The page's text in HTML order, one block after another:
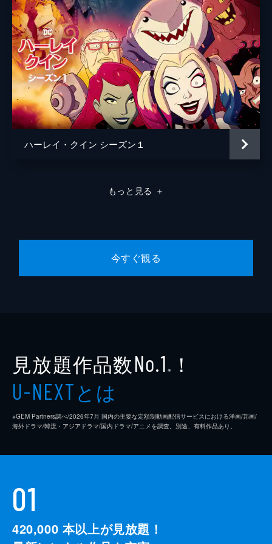
ハーレイ・クイン シーズン１
もっと見る ＋
今すぐ観る
見放題作品数No.1 ※ ！
U-NEXTとは
※GEM Partners調べ/2026年7⽉ 国内の主要な定額制動画配信サービスにおける洋画/邦画/
海外ドラマ/韓流・アジアドラマ/国内ドラマ/アニメを調査。別途、有料作品あり。
01
420,000 本以上が見放題！